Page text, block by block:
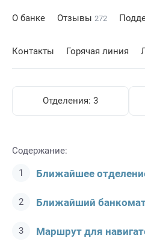
О банке Отзывы 272
Контакты Горячая линия
Отделения: 3
Содержание:
Ближайшее
Ближайший
Маршрут для